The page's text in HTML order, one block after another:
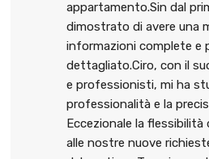
appartamento.Sin dal
dimostrato di avere una
informazioni complete e
dettagliato.Ciro, con il
e professionisti, mi ha
professionalità e la
Eccezionale la
alle nostre nuove